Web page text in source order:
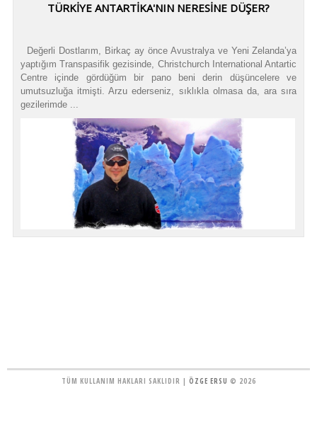
TÜRKIYE ANTARTIKA'NIN NERESINE DÜŞER?
Değerli Dostlarım, Birkaç ay önce Avustralya ve Yeni Zelanda’ya
yaptığım Transpasifik gezisinde, Christchurch International Antartic
Centre içinde gördüğüm bir pano beni derin düşüncelere ve
umutsuzluğa itmişti. Arzu ederseniz, sıklıkla olmasa da, ara sıra
gezilerimde ...
TÜM KULLANIM HAKLARI SAKLIDIR | ÖZGE ERSU © 2026